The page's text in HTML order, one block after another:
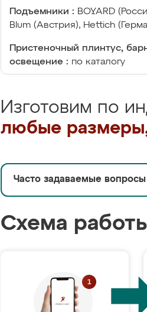
Подъемники : BOYARD
Blum (Австрия), Hettich
Пристеночный плинтус,
освещение : по каталогу
Изготовим по
любые
Часто задаваемые вопросы
Схема